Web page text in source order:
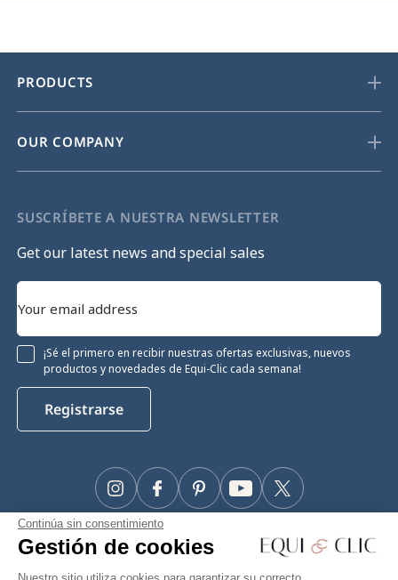
Continúa sin consentimiento
Gestión de cookies
Nuestro sitio utiliza cookies para garantizar su correcto
PRODUCTS
OUR COMPANY
SUSCRÍBETE A NUESTRA NEWSLETTER
Get our latest news and special sales
¡Sé el primero en recibir nuestras ofertas exclusivas, nuevos
productos y novedades de Equi-Clic cada semana!
Registrarse
Facebook Twitter
YouTube
Pinterest
Instagram
#Makeyourhorseapriority